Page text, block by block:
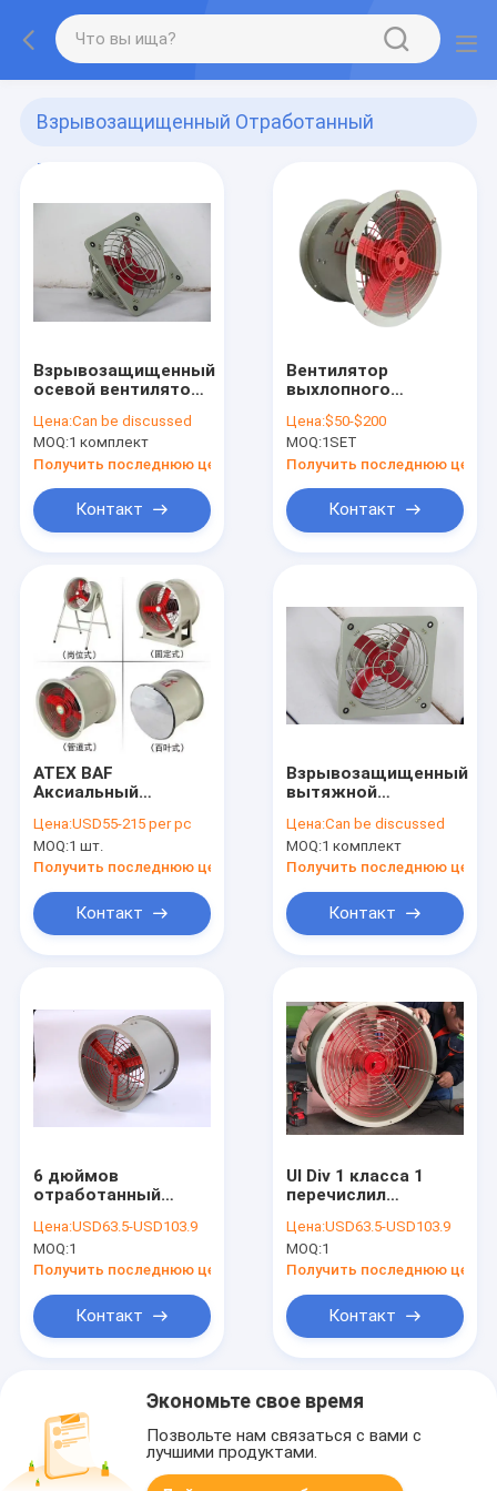
Взрывозащищенный Отработанный
Вентилятор
Взрывозащищенный
осевой вентилятор
Цена:Can be discussed
MOQ:1 комплект
Получить последнюю цену
Контакт
Вентилятор
выхлопного
напряжением 380 В
Цена:$50-$200
MOQ:1SET
Получить последнюю цену
Контакт
ATEX BAF
Аксиальный
выхлопный
вентилятор
Цена:USD55-215 per pc
MOQ:1 шт.
Получить последнюю цену
Контакт
Взрывозащищенный
вытяжной
Цена:Can be discussed
MOQ:1 комплект
Получить последнюю цену
Контакт
6 дюймов
отработанный
дюймов
взрывозащищенный
для комнаты 110V
Цена:USD63.5-USD103.9
MOQ:1
Получить последнюю цену
Контакт
Ul Div 1 класса 1
перечислил
взрывозащищенный
отработанный
вентилятор
пламени
отработанного
Цена:USD63.5-USD103.9
MOQ:1
Получить последнюю цену
Контакт
Экономьте свое время
Позвольте нам связаться с вами с
лучшими продуктами.